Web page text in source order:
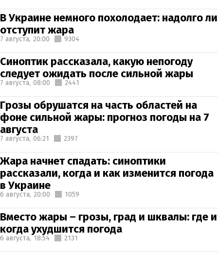
В Украине немного похолодает: надолго ли
отступит жара
7 августа, 20:00 9304
Синоптик рассказала, какую непогоду
следует ожидать после сильной жары
7 августа, 08:00 2441
Грозы обрушатся на часть областей на
фоне сильной жары: прогноз погоды на 7
августа
7 августа, 06:21 2397
Жара начнет спадать: синоптики
рассказали, когда и как изменится погода
в Украине
6 августа, 20:00 1059
Вместо жары – грозы, град и шквалы: где и
когда ухудшится погода
6 августа, 18:54 2131